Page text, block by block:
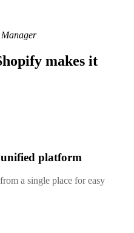
makes it
platform
a single place for easy